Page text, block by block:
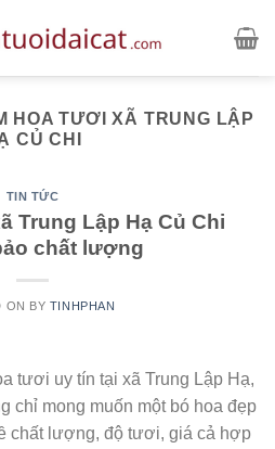
HOA TƯƠI XÃ TRUNG LẬP
CỦ CHI
TIN TỨC
Trung Lập Hạ Củ Chi
chất lượng
ON BY TINHPHAN
tươi uy tín tại xã Trung Lập Hạ,
chỉ mong muốn một bó hoa đẹp
chất lượng, độ tươi, giá cả hợp